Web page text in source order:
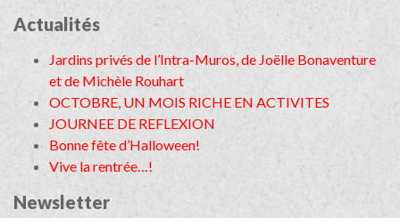
Actualités
Jardins privés de l’Intra-Muros, de Joëlle Bonaventure
et de Michèle Rouhart
OCTOBRE, UN MOIS RICHE EN ACTIVITES
JOURNEE DE REFLEXION
Bonne fête d’Halloween!
Vive la rentrée…!
Newsletter